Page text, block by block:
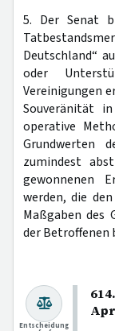
5. Der Senat
Deutschland“
oder
Vereinigungen
Souveränität
operative
Grundwerten
zumindest
gewonnenen
werden, die
Maßgaben des
der Betroffenen
Entscheidung